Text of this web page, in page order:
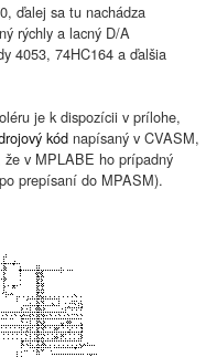
ďalej sa tu nachádza
rýchly a lacný D/A
4053, 74HC164 a ďalšia
je k dispozícii v prílohe,
kód napísaný v CVASM,
že v MPLABE ho prípadný
prepísaní do MPASM).